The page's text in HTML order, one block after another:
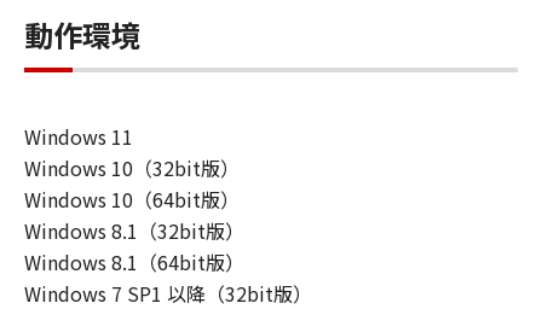
ン株式会社およびキヤノンのライセンサー
は、本ソフトウェアの使用に付随または関
連して生ずる直接的または間接的な損失、
一切の責任を負いません。
ユーザーは、日本国政府または該当国の政
府より必要な許可等を得ることなしに、本
ソフトウェアの全部または一部を、直接ま
たは間接に輸出してはなりません。
動作環境
Windows 11
Windows 10（32bit版）
Windows 10（64bit版）
Windows 8.1（32bit版）
Windows 8.1（64bit版）
Windows 7 SP1 以降（32bit版）